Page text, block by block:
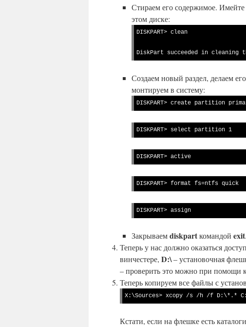
Стираем его содержимое. Имейте
этом диске:
DISKPART> clean
DiskPart succeeded in cleaning
Создаем новый раздел, делаем
монтируем в систему:
DISKPART> create partition
DISKPART> select partition 1
DISKPART> active
DISKPART> format fs=ntfs quick
DISKPART> assign
Закрываемdiskpartкомандой exit.
Теперь у нас должно оказаться
винчестере, D:\– установочная
– проверить это можно при помощи
Теперь копируем все файлы с
X:\Sources> xcopy /s /h /f D:\*.*
Кстати, если на флешке есть